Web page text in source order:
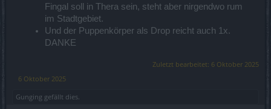
Fingal soll in Thera sein, steht aber nirgendwo rum
im Stadtgebiet.
Und der Puppenkörper als Drop reicht auch 1x.
DANKE
Zuletzt bearbeitet: 6 Oktober 2025
6 Oktober 2025
Gunging gefällt dies.